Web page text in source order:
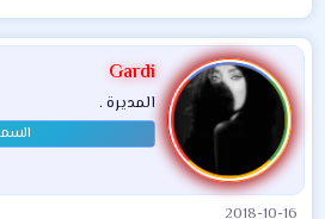
Gardi
المديرة .
2018-10-16